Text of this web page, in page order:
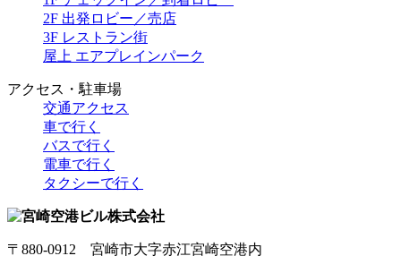
2F 出発ロビー／売店
3F レストラン街
屋上 エアプレインパーク
アクセス・駐車場
交通アクセス
車で行く
バスで行く
電車で行く
タクシーで行く
〒880-0912 宮崎市大字赤江宮崎空港内